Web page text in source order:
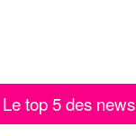
Le top 5 des news